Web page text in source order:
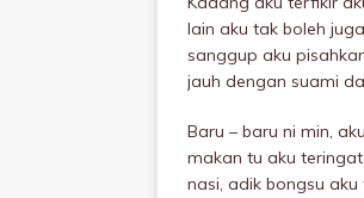
lain aku tak boleh
sanggup aku
jauh dengan suami
Baru – baru ni min,
makan tu aku
nasi, adik bongsu